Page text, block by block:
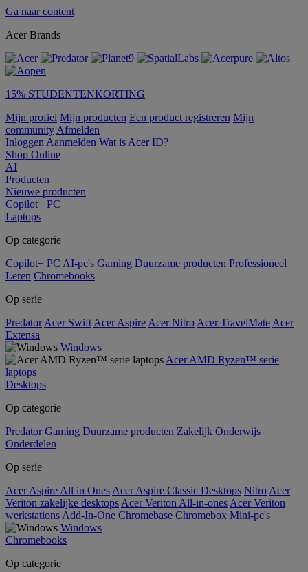
Ga naar content
Acer Brands
15% STUDENTENKORTING
Mijn profiel Mijn producten Een product registreren Mijn
community Afmelden
Inloggen Aanmelden Wat is Acer ID?
Shop Online
AI
Producten
Nieuwe producten
Copilot+ PC
Laptops
Op categorie
Copilot+ PC AI-pc's Gaming Duurzame producten Professioneel
Leren Chromebooks
Op serie
Predator Acer Swift Acer Aspire Acer Nitro Acer TravelMate Acer
Extensa
Windows
Acer AMD Ryzen™ serie
laptops
Desktops
Op categorie
Predator Gaming Duurzame producten Zakelijk Onderwijs
Onderdelen
Op serie
Acer Aspire All in Ones Acer Aspire Classic Desktops Nitro Acer
Veriton zakelijke desktops Acer Veriton All-in-ones Acer Veriton
werkstations Add-In-One Chromebase Chromebox Mini-pc's
Windows
Chromebooks
Op categorie